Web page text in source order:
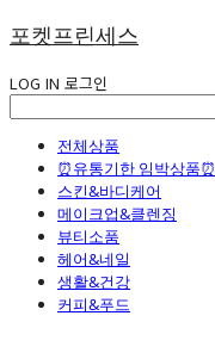
포켓프린세스
LOG IN 로그인
전체상품
⏰유통기한 임박상품⏰
스킨&바디케어
메이크업&클렌징
뷰티소품
헤어&네일
생활&건강
커피&푸드